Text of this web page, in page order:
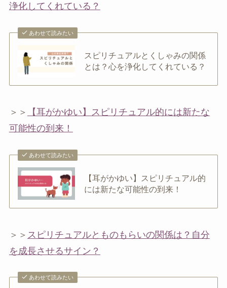
浄化してくれている？
あわせて読みたい
スピリチュアルとくしゃみの関係
とは？心を浄化してくれている？
＞＞
【耳がかゆい】スピリチュアル的には新たな
可能性の到来！
あわせて読みたい
【耳がかゆい】スピリチュアル的
には新たな可能性の到来！
＞＞ スピリチュアルとものもらいの関係は？自分
を成長させるサイン？
あわせて読みたい